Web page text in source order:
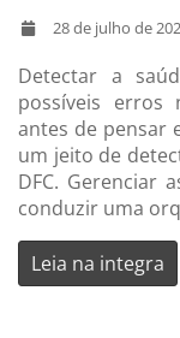
28 de julho de
Detectar a
possíveis
antes de pensar
um jeito de
DFC. Gerenciar
conduzir uma
Leia na integra